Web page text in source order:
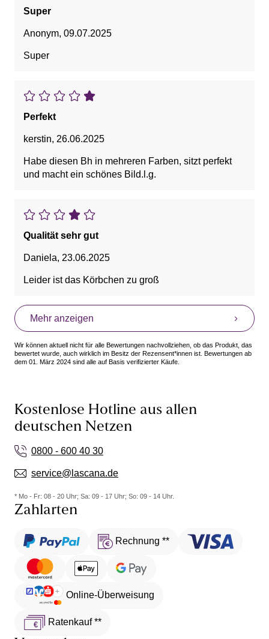
Super
Anonym, 09.07.2025
Super
Perfekt
kerstin, 26.06.2025
Habe diesen Bh in mehreren Farben, sitzt perfekt
und macht ein schönes Bild.l.g.
Qualität sehr gut
Daniela, 23.06.2025
Leider ist das Körbchen zu groß
Mehr anzeigen
Wir können aktuell nicht für alle Bewertungen nachvollziehen, ob das Produkt, das
bewertet wurde, auch wirklich im Besitz der Rezensent*innen ist. Bewertungen ab
dem 01. März 2024 sind alle auf Basis verifizierter Käufe.
Kostenlose Hotline aus allen
deutschen Netzen
0800 - 600 40 30
service@lascana.de
* Mo - Fr: 08 - 20 Uhr; Sa: 09 - 17 Uhr; So: 09 - 14 Uhr.
Zahlarten
Rechnung **
Online-Überweisung
Ratenkauf **